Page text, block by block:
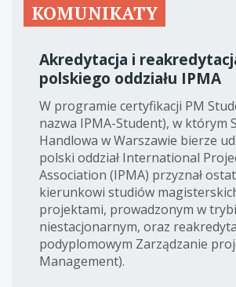
KOMUNIKATY
Akredytacja i
polskiego oddziału IPMA
W programie certyfikacji PM
nazwa IPMA-Student), w którym
Handlowa w Warszawie bierze
polski oddział International
Association (IPMA) przyznał
kierunkowi studiów
projektami, prowadzonym w
niestacjonarnym, oraz
podyplomowym Zarządzanie
Management).